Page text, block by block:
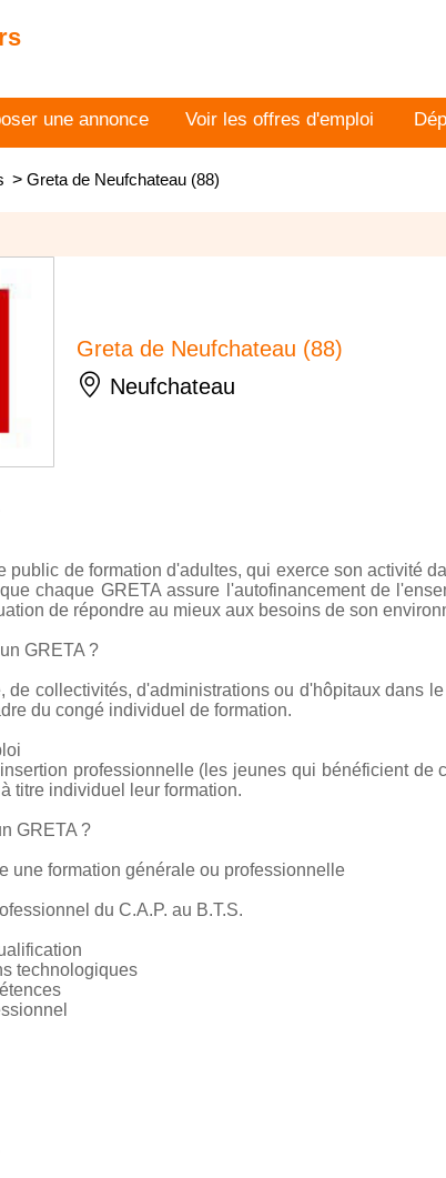
une annonce Voir les offres d'emploi
> Greta de Neufchateau (88)
Greta de Neufchateau (88)
Neufchateau
public de formation d'adultes, qui exerce son activité
chaque GRETA assure l'autofinancement de
de répondre au mieux aux besoins de son
GRETA ?
de collectivités, d'administrations ou d'hôpitaux dans
du congé individuel de formation.
professionnelle (les jeunes qui bénéficient de
titre individuel leur formation.
GRETA ?
une formation générale ou professionnelle
du C.A.P. au B.T.S.
technologiques